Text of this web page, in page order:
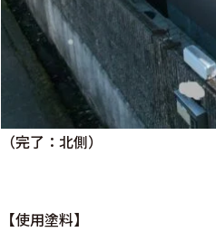
（完了：北側）
【使用塗料】